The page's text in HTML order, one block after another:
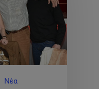
Νέα